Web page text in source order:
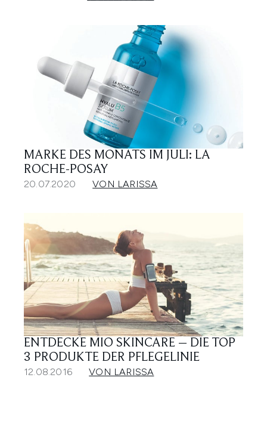
MARKE DES MONATS IM JULI: LA
ROCHE-POSAY
20.07.2020 VON LARISSA
ENTDECKE MIO SKINCARE – DIE TOP
3 PRODUKTE DER PFLEGELINIE
12.08.2016 VON LARISSA